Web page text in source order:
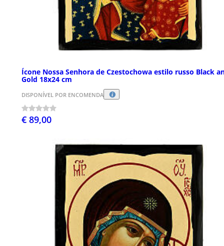
Ícone Nossa Senhora de Czestochowa estilo russo Black
Gold 18x24 cm
DISPONÍVEL POR ENCOMENDA
€ 89,00